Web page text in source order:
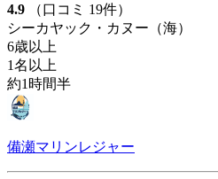
4.9
（口コミ 19件）
シーカヤック・カヌー（海）
6歳以上
1名以上
約1時間半
備瀬マリンレジャー